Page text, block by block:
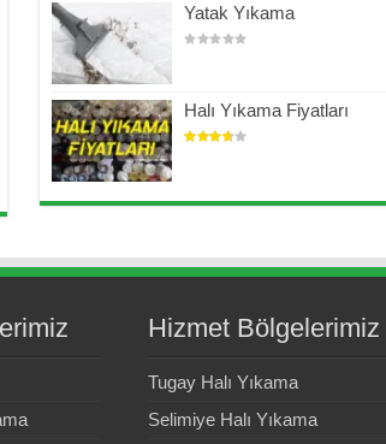
Yatak Yıkama
Halı Yıkama Fiyatları
Hizmet Bölgelerimiz
Tugay Halı Yıkama
Selimiye Halı Yıkama